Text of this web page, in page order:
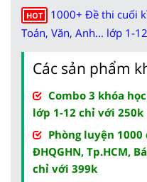
HOT
1000+ Đề thi cuối
Toán, Văn, Anh... lớp 1-
Các sản phẩm
Combo 3 khóa
lớp 1-12 chỉ với 250k
Phòng luyện
ĐHQGHN, Tp.HCM,
chỉ với 399k